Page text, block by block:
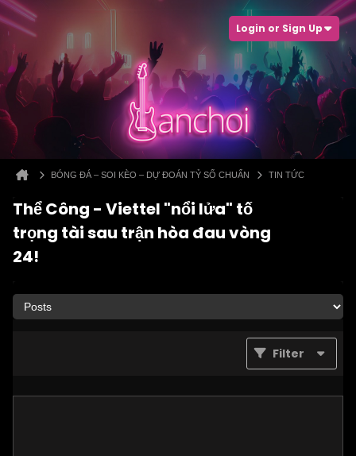
Login or Sign Up
BÓNG ĐÁ – SOI KÈO – DỰ ĐOÁN TỶ SỐ CHUẨN TIN TỨC
Thể Công - Viettel "nổi lửa" tố
trọng tài sau trận hòa đau vòng
24!
Filter